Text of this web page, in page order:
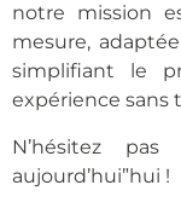
notre mission
mesure,
simplifiant le
expérience sans
N’hésitez
aujourd’hui”hui !